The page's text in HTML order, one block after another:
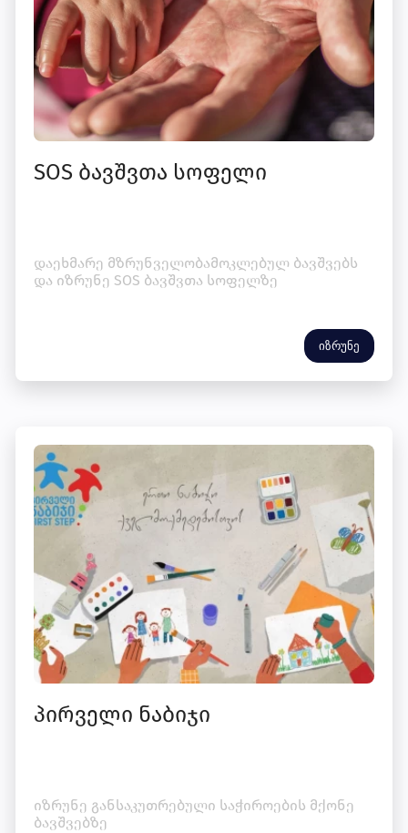
SOS ბავშვთა სოფელი
დაეხმარე მზრუნველობამოკლებულ ბავშვებს
და იზრუნე SOS ბავშვთა სოფელზე
იზრუნე
პირველი ნაბიჯი
იზრუნე განსაკუთრებული საჭიროების მქონე
ბავშვებზე